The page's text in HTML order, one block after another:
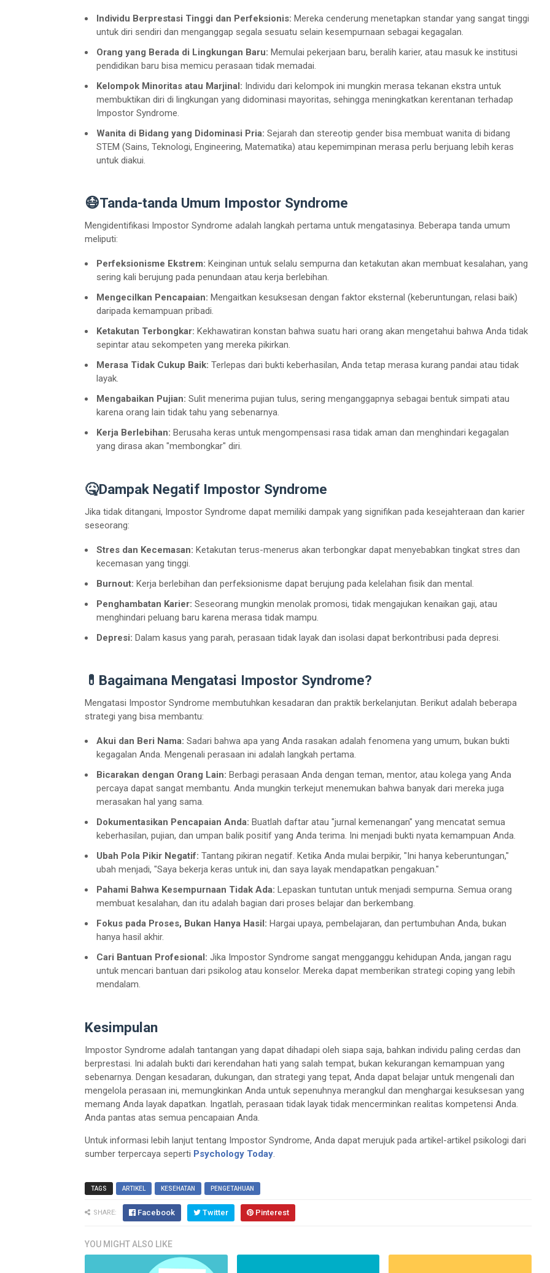
Individu Berprestasi Tinggi dan Perfeksionis: Mereka cenderung menetapkan standar yang sangat tinggi
untuk diri sendiri dan menganggap segala sesuatu selain kesempurnaan sebagai kegagalan.
Orang yang Berada di Lingkungan Baru: Memulai pekerjaan baru, beralih karier, atau masuk ke institusi
pendidikan baru bisa memicu perasaan tidak memadai.
Kelompok Minoritas atau Marjinal: Individu dari kelompok ini mungkin merasa tekanan ekstra untuk
membuktikan diri di lingkungan yang didominasi mayoritas, sehingga meningkatkan kerentanan terhadap
Impostor Syndrome.
Wanita di Bidang yang Didominasi Pria: Sejarah dan stereotip gender bisa membuat wanita di bidang
STEM (Sains, Teknologi, Engineering, Matematika) atau kepemimpinan merasa perlu berjuang lebih keras
untuk diakui.
😷Tanda-tanda Umum Impostor Syndrome
Mengidentifikasi Impostor Syndrome adalah langkah pertama untuk mengatasinya. Beberapa tanda umum
meliputi:
Perfeksionisme Ekstrem: Keinginan untuk selalu sempurna dan ketakutan akan membuat kesalahan, yang
sering kali berujung pada penundaan atau kerja berlebihan.
Mengecilkan Pencapaian: Mengaitkan kesuksesan dengan faktor eksternal (keberuntungan, relasi baik)
daripada kemampuan pribadi.
Ketakutan Terbongkar: Kekhawatiran konstan bahwa suatu hari orang akan mengetahui bahwa Anda tidak
sepintar atau sekompeten yang mereka pikirkan.
Merasa Tidak Cukup Baik: Terlepas dari bukti keberhasilan, Anda tetap merasa kurang pandai atau tidak
layak.
Mengabaikan Pujian: Sulit menerima pujian tulus, sering menganggapnya sebagai bentuk simpati atau
karena orang lain tidak tahu yang sebenarnya.
Kerja Berlebihan: Berusaha keras untuk mengompensasi rasa tidak aman dan menghindari kegagalan
yang dirasa akan "membongkar" diri.
🤒Dampak Negatif Impostor Syndrome
Jika tidak ditangani, Impostor Syndrome dapat memiliki dampak yang signifikan pada kesejahteraan dan karier
seseorang:
Stres dan Kecemasan: Ketakutan terus-menerus akan terbongkar dapat menyebabkan tingkat stres dan
kecemasan yang tinggi.
Burnout: Kerja berlebihan dan perfeksionisme dapat berujung pada kelelahan fisik dan mental.
Penghambatan Karier: Seseorang mungkin menolak promosi, tidak mengajukan kenaikan gaji, atau
menghindari peluang baru karena merasa tidak mampu.
Depresi: Dalam kasus yang parah, perasaan tidak layak dan isolasi dapat berkontribusi pada depresi.
💊Bagaimana Mengatasi Impostor Syndrome?
Mengatasi Impostor Syndrome membutuhkan kesadaran dan praktik berkelanjutan. Berikut adalah beberapa
strategi yang bisa membantu:
Akui dan Beri Nama: Sadari bahwa apa yang Anda rasakan adalah fenomena yang umum, bukan bukti
kegagalan Anda. Mengenali perasaan ini adalah langkah pertama.
Bicarakan dengan Orang Lain: Berbagi perasaan Anda dengan teman, mentor, atau kolega yang Anda
percaya dapat sangat membantu. Anda mungkin terkejut menemukan bahwa banyak dari mereka juga
merasakan hal yang sama.
Dokumentasikan Pencapaian Anda: Buatlah daftar atau "jurnal kemenangan" yang mencatat semua
keberhasilan, pujian, dan umpan balik positif yang Anda terima. Ini menjadi bukti nyata kemampuan Anda.
Ubah Pola Pikir Negatif: Tantang pikiran negatif. Ketika Anda mulai berpikir, "Ini hanya keberuntungan,"
ubah menjadi, "Saya bekerja keras untuk ini, dan saya layak mendapatkan pengakuan."
Pahami Bahwa Kesempurnaan Tidak Ada: Lepaskan tuntutan untuk menjadi sempurna. Semua orang
membuat kesalahan, dan itu adalah bagian dari proses belajar dan berkembang.
Fokus pada Proses, Bukan Hanya Hasil: Hargai upaya, pembelajaran, dan pertumbuhan Anda, bukan
hanya hasil akhir.
Cari Bantuan Profesional: Jika Impostor Syndrome sangat mengganggu kehidupan Anda, jangan ragu
untuk mencari bantuan dari psikolog atau konselor. Mereka dapat memberikan strategi coping yang lebih
mendalam.
Kesimpulan
Impostor Syndrome adalah tantangan yang dapat dihadapi oleh siapa saja, bahkan individu paling cerdas dan
berprestasi. Ini adalah bukti dari kerendahan hati yang salah tempat, bukan kekurangan kemampuan yang
sebenarnya. Dengan kesadaran, dukungan, dan strategi yang tepat, Anda dapat belajar untuk mengenali dan
mengelola perasaan ini, memungkinkan Anda untuk sepenuhnya merangkul dan menghargai kesuksesan yang
memang Anda layak dapatkan. Ingatlah, perasaan tidak layak tidak mencerminkan realitas kompetensi Anda.
Anda pantas atas semua pencapaian Anda.
Untuk informasi lebih lanjut tentang Impostor Syndrome, Anda dapat merujuk pada artikel-artikel psikologi dari
sumber terpercaya seperti Psychology Today.
TAGS ARTIKEL KESEHATAN PENGETAHUAN
SHARE: Facebook Twitter Pinterest
YOU MIGHT ALSO LIKE